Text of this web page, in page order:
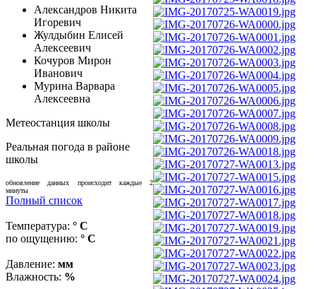
Александров Никита
Игоревич
Жулдыбин Елисей
Алексеевич
Кочуров Мирон
Иванович
Мурина Варвара
Алексеевна
Метеостанция школы
Реальная погода в районе
школы
обновление данных происходит каждые 2
минуты
Полный список
Температура: ° C
по ощущению: ° C
Давление: мм
Влажность: %